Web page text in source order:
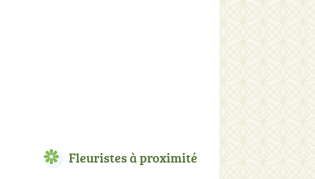
Fleuristes à proximité